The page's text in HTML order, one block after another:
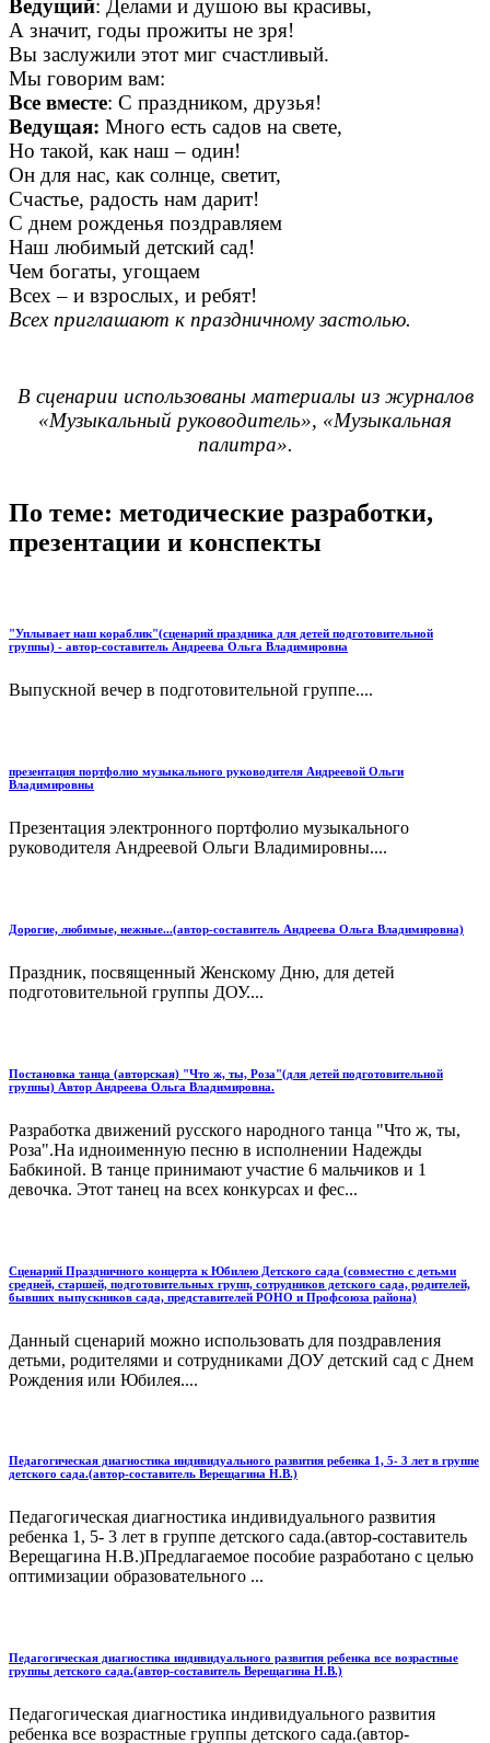
Ведущий: Делами и душою вы красивы,
А значит, годы прожиты не зря!
Вы заслужили этот миг счастливый.
Мы говорим вам:
Все вместе: С праздником, друзья!
Ведущая: Много есть садов на свете,
Но такой, как наш – один!
Он для нас, как солнце, светит,
Счастье, радость нам дарит!
С днем рожденья поздравляем
Наш любимый детский сад!
Чем богаты, угощаем
Всех – и взрослых, и ребят!
Всех приглашают к праздничному застолью.
В сценарии использованы материалы из журналов
«Музыкальный руководитель», «Музыкальная
палитра».
По теме: методические разработки,
презентации и конспекты
"Уплывает наш кораблик"(сценарий праздника для детей подготовительной
группы) - автор-составитель Андреева Ольга Владимировна
Выпускной вечер в подготовительной группе....
презентация портфолио музыкального руководителя Андреевой Ольги
Владимировны
Презентация электронного портфолио музыкального
руководителя Андреевой Ольги Владимировны....
Дорогие, любимые, нежные...(автор-составитель Андреева Ольга Владимировна)
Праздник, посвященный Женскому Дню, для детей
подготовительной группы ДОУ....
Постановка танца (авторская) "Что ж, ты, Роза"(для детей подготовительной
группы) Автор Андреева Ольга Владимировна.
Разработка движений русского народного танца "Что ж, ты,
Роза".На идноименную песню в исполнении Надежды
Бабкиной. В танце принимают участие 6 мальчиков и 1
девочка. Этот танец на всех конкурсах и фес...
Сценарий Праздничного концерта к Юбилею Детского сада (совместно с детьми
средней, старшей, подготовительных групп, сотрудников детского сада, родителей,
бывших выпускников сада, представителей РОНО и Профсоюза района)
Данный сценарий можно использовать для поздравления
детьми, родителями и сотрудниками ДОУ детский сад с Днем
Рождения или Юбилея....
Педагогическая диагностика индивидуального развития ребенка 1, 5- 3 лет в группе
детского сада.(автор-составитель Верещагина Н.В.)
Педагогическая диагностика индивидуального развития
ребенка 1, 5- 3 лет в группе детского сада.(автор-составитель
Верещагина Н.В.)Предлагаемое пособие разработано с целью
оптимизации образовательного ...
Педагогическая диагностика индивидуального развития ребенка все возрастные
группы детского сада.(автор-составитель Верещагина Н.В.)
Педагогическая диагностика индивидуального развития
ребенка все возрастные группы детского сада.(автор-